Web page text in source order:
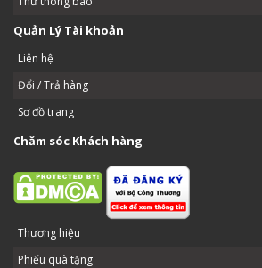
Quản Lý Tài khoản
Liên hệ
Đổi / Trả hàng
Sơ đồ trang
Chăm sóc Khách hàng
Thương hiệu
Phiếu quà tặng